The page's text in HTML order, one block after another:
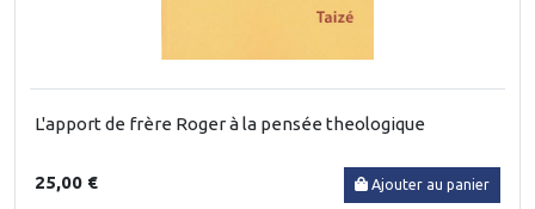
L'apport de frère Roger à la pensée theologique
25,00 € Ajouter au panier